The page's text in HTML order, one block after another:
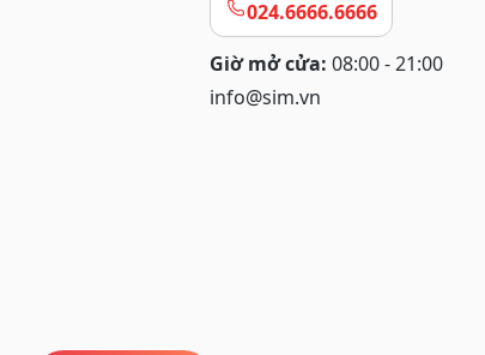
024.6666.6666
Giờ mở cửa: 08:00 - 21:00
info@sim.vn